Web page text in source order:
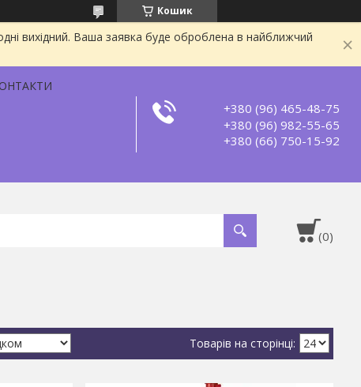
Кошик
вихідний. Ваша заявка буде оброблена в найближчий
+380 (96) 465-48-75
+380 (96) 982-55-65
+380 (66) 750-15-92